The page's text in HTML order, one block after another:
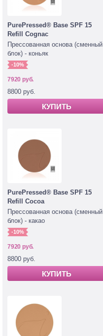
PurePressed® Base SPF 15
Refill Cognac
Прессованная основа (сменный
блок) - коньяк
-10%
7920 руб.
8800 руб.
КУПИТЬ
PurePressed® Base SPF 15
Refill Cocoa
Прессованная основа (сменный
блок) - какао
-10%
7920 руб.
8800 руб.
КУПИТЬ